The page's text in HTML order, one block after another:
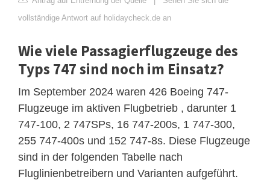
vollständige Antwort auf holidaycheck.de an
Wie viele Passagierflugzeuge des
Typs 747 sind noch im Einsatz?
Im September 2024 waren 426 Boeing 747-
Flugzeuge im aktiven Flugbetrieb , darunter 1
747-100, 2 747SPs, 16 747-200s, 1 747-300,
255 747-400s und 152 747-8s. Diese Flugzeuge
sind in der folgenden Tabelle nach
Fluglinienbetreibern und Varianten aufgeführt.